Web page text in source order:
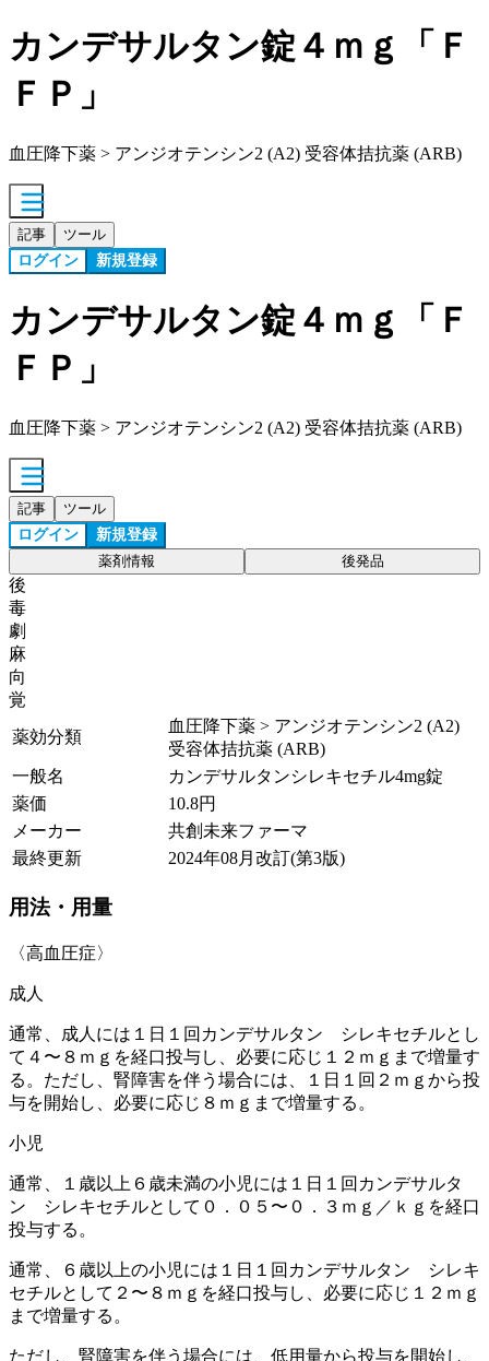
カンデサルタン錠４ｍｇ「Ｆ
ＦＰ」
血圧降下薬 > アンジオテンシン2 (A2) 受容体拮抗薬 (ARB)
記事 ツール
ログイン 新規登録
カンデサルタン錠４ｍｇ「Ｆ
ＦＰ」
血圧降下薬 > アンジオテンシン2 (A2) 受容体拮抗薬 (ARB)
記事 ツール
ログイン 新規登録
薬剤情報 後発品
後
毒
劇
麻
向
覚
薬効分類
血圧降下薬 > アンジオテンシン2 (A2)
受容体拮抗薬 (ARB)
一般名
カンデサルタンシレキセチル4mg錠
薬価
10.8円
メーカー
共創未来ファーマ
最終更新
2024年08月改訂(第3版)
用法・用量
〈高血圧症〉
成人
通常、成人には１日１回カンデサルタン シレキセチルとし
て４〜８ｍｇを経口投与し、必要に応じ１２ｍｇまで増量す
る。ただし、腎障害を伴う場合には、１日１回２ｍｇから投
与を開始し、必要に応じ８ｍｇまで増量する。
小児
通常、１歳以上６歳未満の小児には１日１回カンデサルタ
ン シレキセチルとして０．０５〜０．３ｍｇ／ｋｇを経口
投与する。
通常、６歳以上の小児には１日１回カンデサルタン シレキ
セチルとして２〜８ｍｇを経口投与し、必要に応じ１２ｍｇ
まで増量する。
ただし、腎障害を伴う場合には、低用量から投与を開始し、